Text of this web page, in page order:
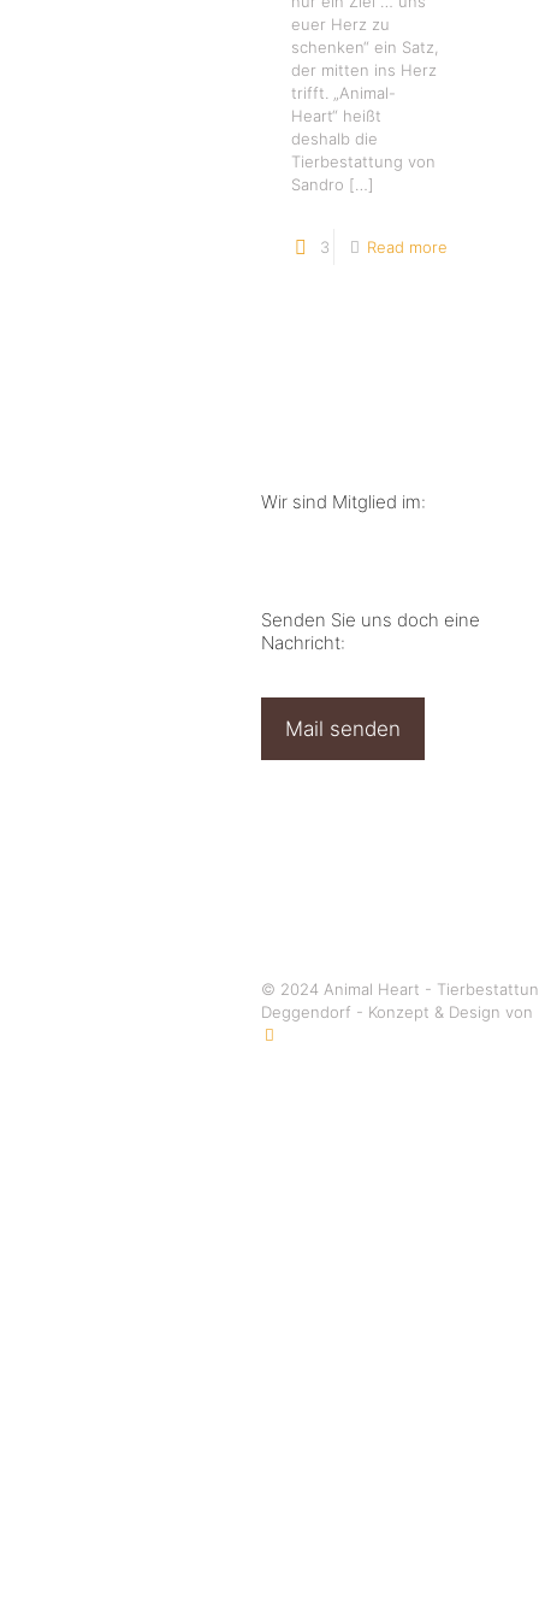
euer Herz zu
schenken“ ein Satz,
der mitten ins Herz
trifft. „Animal-
Heart“ heißt
deshalb die
Tierbestattung von
Sandro […]
3 Read more
Wir sind Mitglied im:
Senden Sie uns doch eine
Nachricht:
Mail senden
© 2024 Animal Heart -
Deggendorf - Konzept & Design von